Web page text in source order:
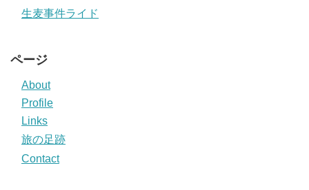
生麦事件ライド
ページ
About
Profile
Links
旅の足跡
Contact